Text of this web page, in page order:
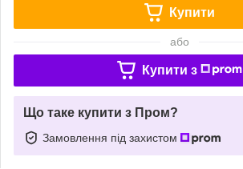
Купити
або
Купити з
Що таке купити з Пром?
Замовлення під захистом